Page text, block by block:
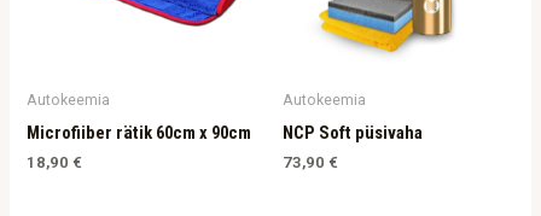
Autokeemia
Microfiiber rätik 60cm x 90cm
18,90 €
Autokeemia
NCP Soft püsivaha
73,90 €